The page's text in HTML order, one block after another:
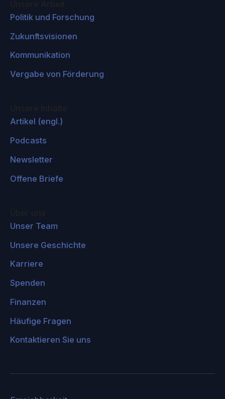
Movement for a People's Party
APPArgentina
Scholarships
Foodin LTD
AERO Corporation
Cyberselves Universal Ltd.
Culmium Advanced Technologies
AI Safety Limited
Universal Future Foundation
LeanSentry
Politik und Forschung
Zukunftsvisionen
Kommunikation
Vergabe von Förderung
Artikel (engl.)
Podcasts
Newsletter
Offene Briefe
Unser Team
Unsere Geschichte
Karriere
Spenden
Finanzen
Häufige Fragen
Kontaktieren Sie uns